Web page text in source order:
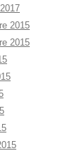
2015
2015